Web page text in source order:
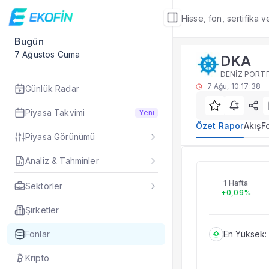
Hisse, fon, sertifika
Bugün
7 Ağustos Cuma
Günlük Radar
Piyasa Takvimi Yeni
Piyasa Görünümü
Analiz & Tahminler
Sektörler
Şirketler
Fonlar
Kripto
Fon Detay
Özet Rapor
DKA yatırım
DKA fonu özet
TEFAS DKA
Fon verileri hangi
Evet. Fon detay
Fon Detay— İlgili
Fon Portföyü
DKA
DENİZ
7 Ağu, 10:17:38
Özet RaporAkış
1 Hafta
+0,09%
En Yüksek: